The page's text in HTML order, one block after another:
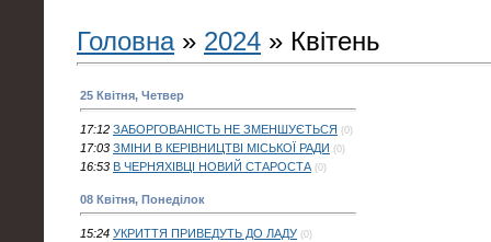
Головна» 2024 » Квітень
25 Квітня, Четвер
17:12 ЗАБОРГОВАНІСТЬ НЕ ЗМЕНШУЄТЬСЯ (0)
17:03 ЗМІНИ В КЕРІВНИЦТВІ МІСЬКОЇ РАДИ (0)
16:53 В ЧЕРНЯХІВЦІ НОВИЙ СТАРОСТА (0)
08 Квітня, Понеділок
15:24 УКРИТТЯ ПРИВЕДУТЬ ДО ЛАДУ (0)